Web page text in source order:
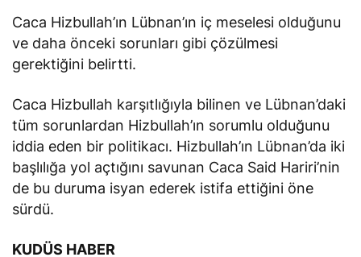
Caca Hizbullah’ın Lübnan’ın iç meselesi olduğunu
ve daha önceki sorunları gibi çözülmesi
gerektiğini belirtti.
Caca Hizbullah karşıtlığıyla bilinen ve Lübnan’daki
tüm sorunlardan Hizbullah’ın sorumlu olduğunu
iddia eden bir politikacı. Hizbullah’ın Lübnan’da iki
başlılığa yol açtığını savunan Caca Said Hariri’nin
de bu duruma isyan ederek istifa ettiğini öne
sürdü.
KUDÜS HABER